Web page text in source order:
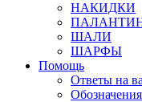
НАКИДКИ
ШАЛИ
ШАРФЫ
Помощь
Ответы на